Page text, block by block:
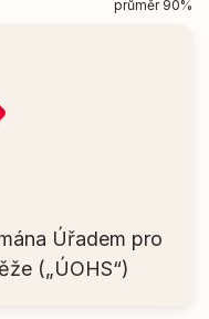
průměr 90%
Úřadem pro
(„ÚOHS“)